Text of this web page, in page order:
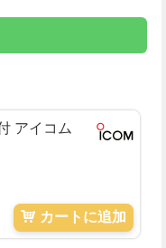
アイコム
カートに追加